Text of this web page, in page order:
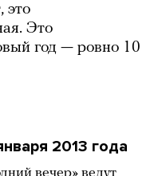
это
Это
год — ровно 10
2013 года
вечер» ведут